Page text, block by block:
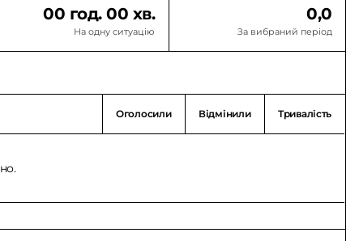
00 год. 00 хв.
На одну ситуацію
0,0
За вибраний період
Оголосили Відмінили Тривалість